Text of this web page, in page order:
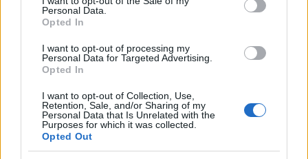
Personal Data.
Opted In
I want to opt-out of processing my
Personal Data for Targeted Advertising.
Opted In
I want to opt-out of Collection, Use,
Retention, Sale, and/or Sharing of my
Personal Data that Is Unrelated with the
Purposes for which it was collected.
Opted Out
csomópont épül Angyalföldön
Másfélszeresére bővítik
Hódmezővásárhely jó hírű református